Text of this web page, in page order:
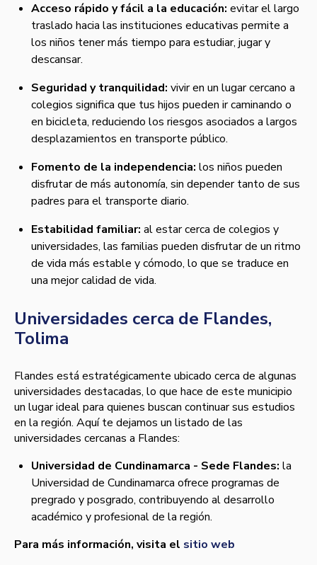
Acceso rápido y fácil a la educación: evitar el largo
traslado hacia las instituciones educativas permite a
los niños tener más tiempo para estudiar, jugar y
descansar.
Seguridad y tranquilidad: vivir en un lugar cercano a
colegios significa que tus hijos pueden ir caminando o
en bicicleta, reduciendo los riesgos asociados a largos
desplazamientos en transporte público.
Fomento de la independencia: los niños pueden
disfrutar de más autonomía, sin depender tanto de sus
padres para el transporte diario.
Estabilidad familiar: al estar cerca de colegios y
universidades, las familias pueden disfrutar de un ritmo
de vida más estable y cómodo, lo que se traduce en
una mejor calidad de vida.
Universidades cerca de Flandes,
Tolima
Flandes está estratégicamente ubicado cerca de algunas
universidades destacadas, lo que hace de este municipio
un lugar ideal para quienes buscan continuar sus estudios
en la región. Aquí te dejamos un listado de las
universidades cercanas a Flandes:
Universidad de Cundinamarca - Sede Flandes: la
Universidad de Cundinamarca ofrece programas de
pregrado y posgrado, contribuyendo al desarrollo
académico y profesional de la región.
Para más información, visita el sitio web